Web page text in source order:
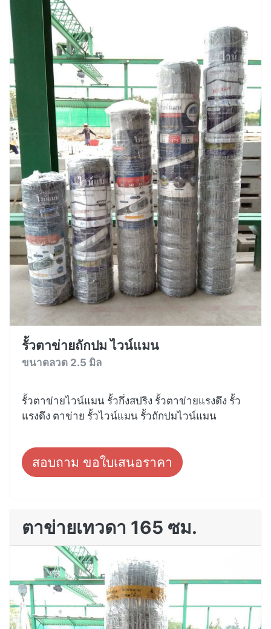
รั้วตาข่ายถักปม ไวน์แมน
ขนาดลวด 2.5 มิล
รั้วตาข่ายไวน์แมน รั้วกึ่งสปริง รั้วตาข่ายแรงดึง รั้ว
แรงดึง ตาข่าย รั้วไวน์แมน รั้วถักปมไวน์แมน
สอบถาม ขอใบเสนอราคา
ตาข่ายเทวดา 165 ซม.